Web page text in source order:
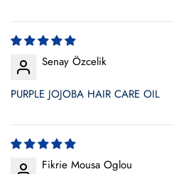
Senay Özcelik
PURPLE JOJOBA HAIR CARE OIL
Fikrie Mousa Oglou